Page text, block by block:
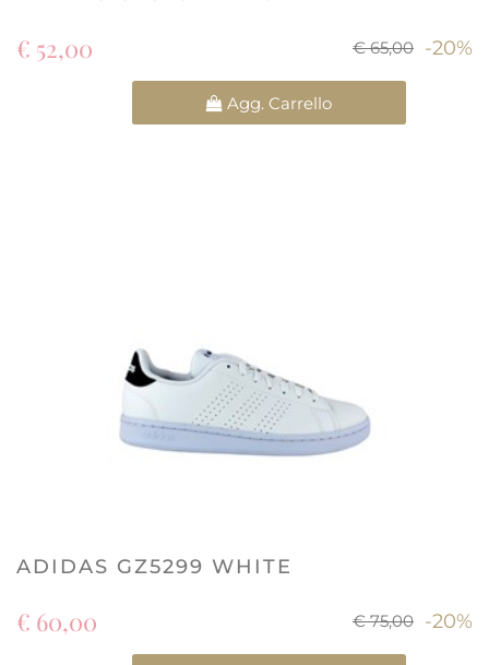
€ 65,00 -20%
€ 52,00
Agg. Carrello
ADIDAS GZ5299 WHITE
€ 75,00 -20%
€ 60,00